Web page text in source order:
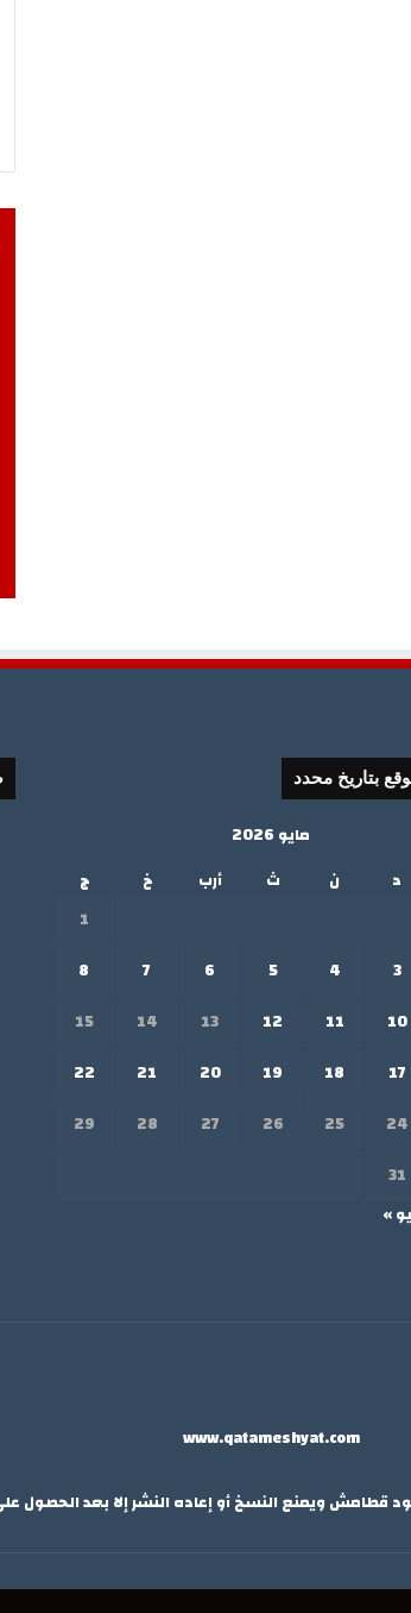
بتاريخ محدد
مايو 2026
د ن ث أرب خ
ج
1
3
4
5
6
7
8
10
11
12
13
14
15
17
18
19
20
21
22
24
25
26
27
28
29
31
»
www.qatameshyat.com
ويمنع النسخ أو إعاده النشر إلا بعد الحصول